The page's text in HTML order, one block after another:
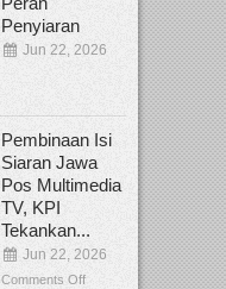
Penyiaran
Jun 22, 2026
Pembinaan Isi
Siaran Jawa
Pos Multimedia
TV, KPI
Tekankan...
Jun 22, 2026
Comments Off